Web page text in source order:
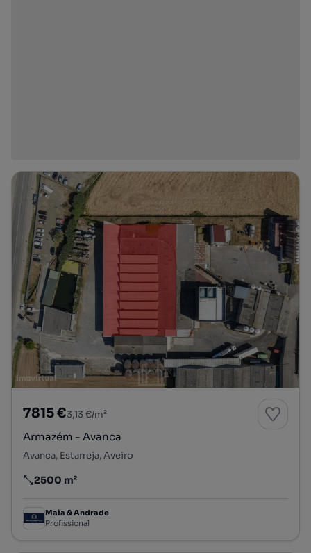
7815 €3,13 €/m²
Armazém - Avanca
Avanca, Estarreja, Aveiro
Preço por metro quadrado
2500 m²
Maia & Andrade
Profissional